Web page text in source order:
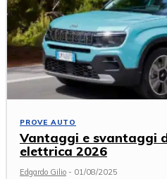
PROVE AUTO
Vantaggi e svantaggi
elettrica 2026
Edgardo Gilio - 01/08/2025